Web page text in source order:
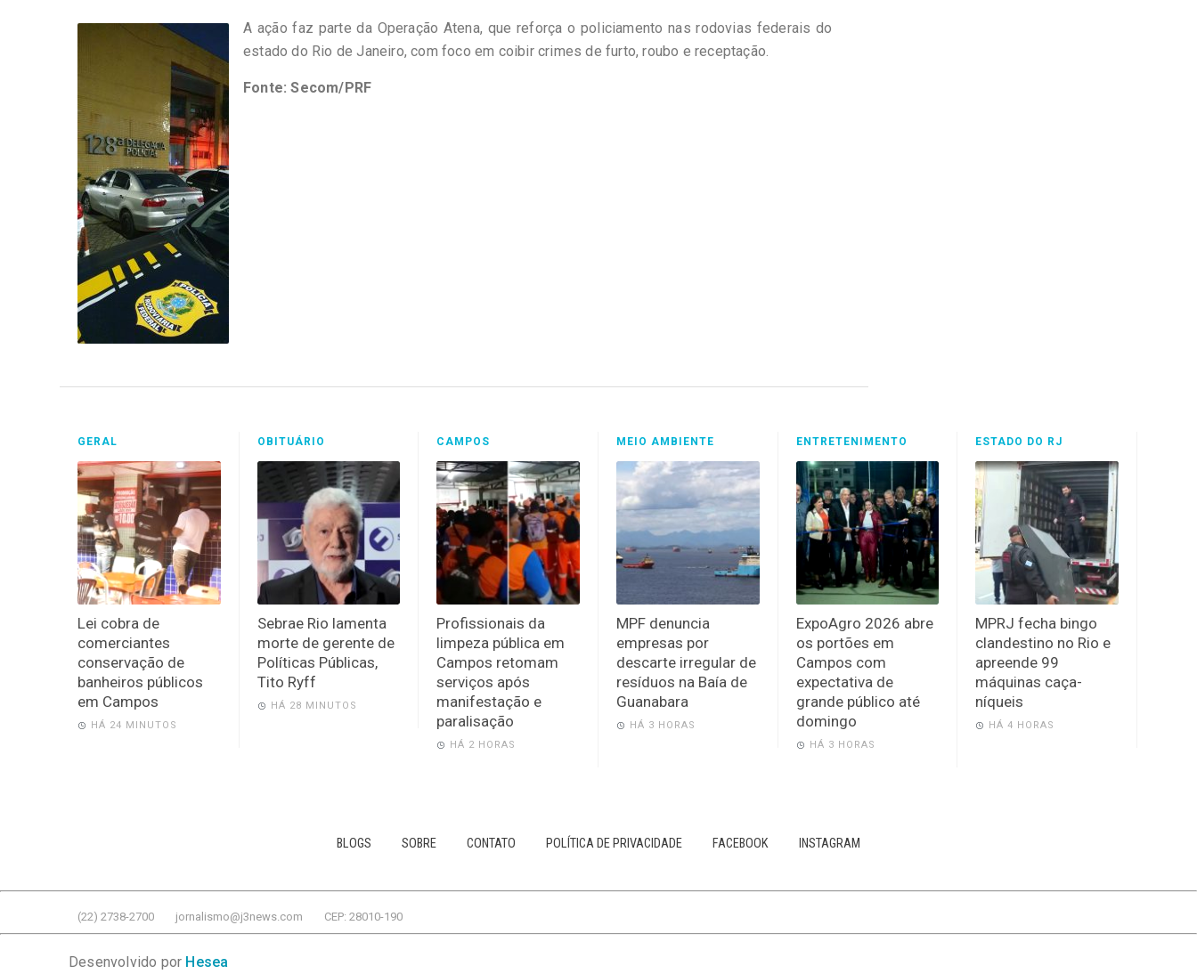
A ação faz parte da Operação Atena, que reforça o policiamento nas rodovias federais do
estado do Rio de Janeiro, com foco em coibir crimes de furto, roubo e receptação.
Fonte: Secom/PRF
GERAL
Lei cobra de
comerciantes
conservação de
banheiros públicos
em Campos
HÁ 24 MINUTOS
OBITUÁRIO
Sebrae Rio lamenta
morte de gerente de
Políticas Públicas,
Tito Ryff
HÁ 28 MINUTOS
CAMPOS
Profissionais da
limpeza pública em
Campos retomam
serviços após
manifestação e
paralisação
HÁ 2 HORAS
MEIO AMBIENTE
MPF denuncia
empresas por
descarte irregular de
resíduos na Baía de
Guanabara
HÁ 3 HORAS
ENTRETENIMENTO
ExpoAgro 2026 abre
os portões em
Campos com
expectativa de
grande público até
domingo
HÁ 3 HORAS
ESTADO DO RJ
MPRJ fecha bingo
clandestino no Rio e
apreende 99
máquinas caça-
níqueis
HÁ 4 HORAS
BLOGS SOBRE CONTATO POLÍTICA DE PRIVACIDADE FACEBOOK INSTAGRAM
(22) 2738-2700 jornalismo@j3news.com CEP: 28010-190
Desenvolvido por Hesea